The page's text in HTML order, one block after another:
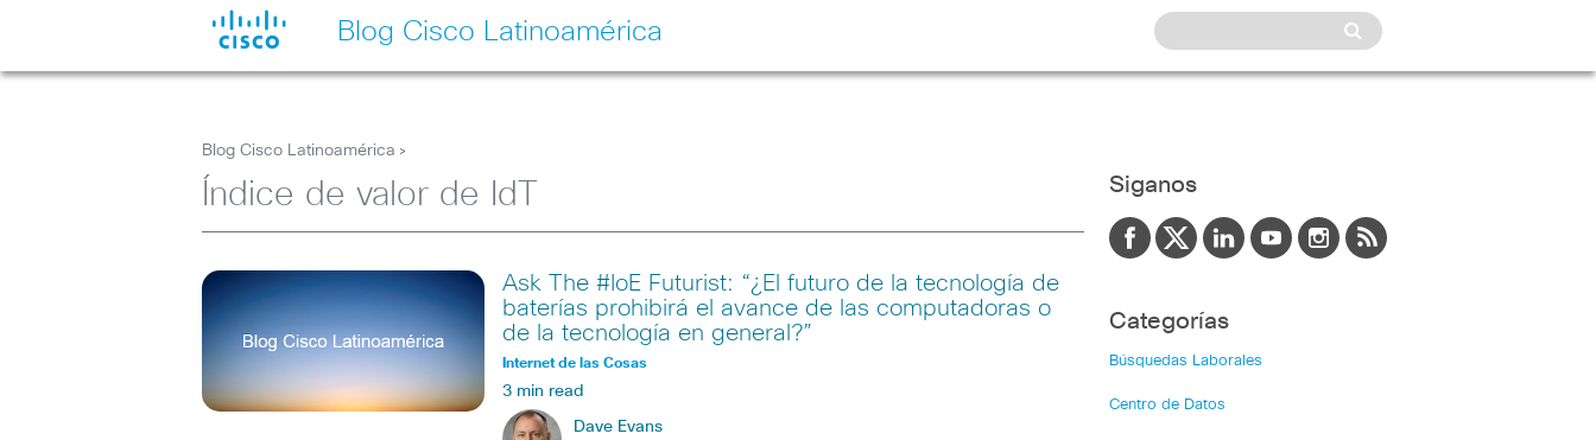
Blog Cisco Latinoamérica
Blog Cisco Latinoamérica >
Índice de valor de IdT
Ask The #IoE Futurist: “¿El futuro de la tecnología de
baterías prohibirá el avance de las computadoras o
de la tecnología en general?”
Internet de las Cosas
3 min read
Dave Evans
Siganos
Categorías
Búsquedas Laborales
Centro de Datos